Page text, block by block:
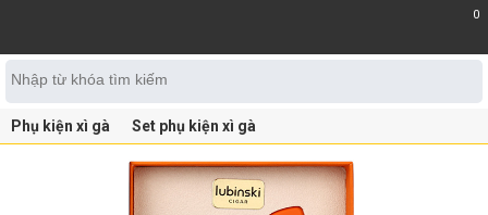
0
Phụ kiện xì gà Set phụ kiện xì gà